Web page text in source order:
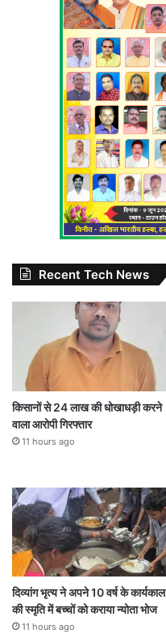
Recent Tech News
किसानों से 24 लाख की धोखाधड़ी करने
वाला आरोपी गिरफ्तार
11 hours ago
दिव्यांग भृत्य ने अपने 10 वर्ष के कार्यकाल
की स्मृति में बच्चों को कराया न्योता भोज
11 hours ago